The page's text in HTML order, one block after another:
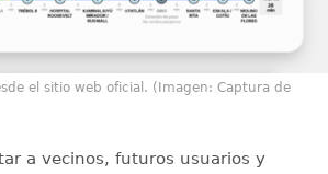
el sitio web oficial. (Imagen: Captura de
a vecinos, futuros usuarios y